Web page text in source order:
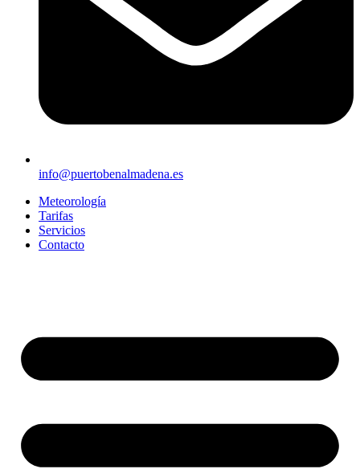
info@puertobenalmadena.es
Meteorología
Tarifas
Servicios
Contacto